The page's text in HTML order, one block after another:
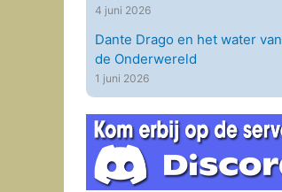
4 juni 2026
Dante Drago en het water van
de Onderwereld
1 juni 2026